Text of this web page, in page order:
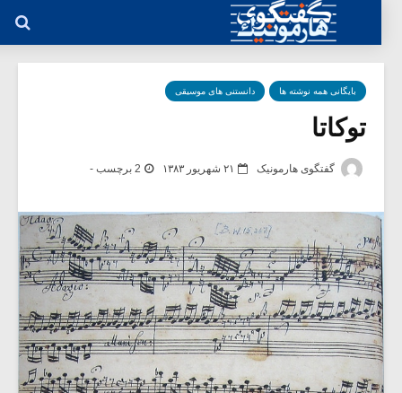
بایگانی همه نوشته ها دانستنی های موسیقی
توکاتا
گفتگوی هارمونیک ۲۱ شهریور ۱۳۸۳